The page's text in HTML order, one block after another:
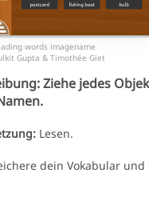
words imagename
Gupta & Timothée Giet
Ziehe jedes
Lesen.
dein Vokabular und